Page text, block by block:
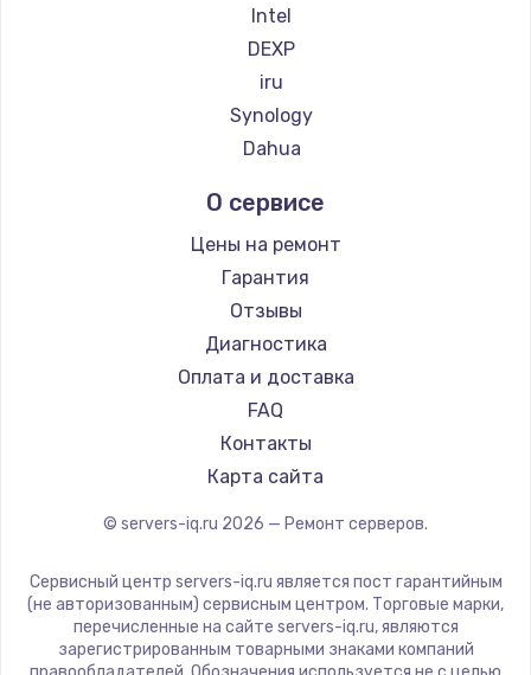
1095 руб.
Заказать
Замена термопасты
1060 руб.
Заказать
Замена системы охлаждения
1645 руб.
Замена процессора
1290 руб.
Заказать
Замена оперативной памяти
Заказать
Замена звуковой карты
Intel
DEXP
iru
Synology
Dahua
О сервисе
Цены на ремонт
Гарантия
Отзывы
Диагностика
Оплата и доставка
FAQ
Контакты
Карта сайта
© servers-iq.ru 2026 — Ремонт серверов.
Сервисный центр servers-iq.ru является пост гарантийным
(не авторизованным) сервисным центром. Торговые марки,
перечисленные на сайте servers-iq.ru, являются
зарегистрированным товарными знаками компаний